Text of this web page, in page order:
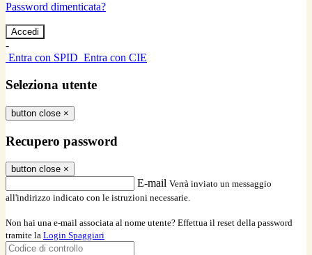
Password dimenticata?
-
Entra con SPID Entra con CIE
Seleziona utente
button close ×
Recupero password
button close ×
E-mail Verrà inviato un messaggio
all'indirizzo indicato con le istruzioni necessarie.
Non hai una e-mail associata al nome utente? Effettua il reset della password
tramite la Login Spaggiari